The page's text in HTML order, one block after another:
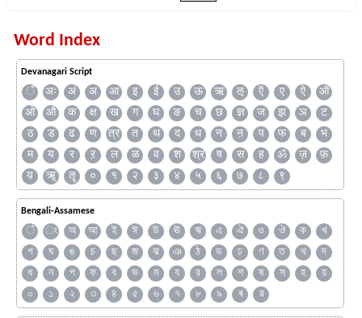
Word Index
Devanagari Script
ँ अः अं अ आ इ ई उ ऊ ऋ ऌ ऍ ए ऐ
ऑ
ओ
औ क क्ष ख ग घ ङ च छ ज्ञ ज झ ञ
ट
ठ
ड ढ ण त्र त थ द ध न ऩ प फ ब
भ
म
य र ऱ ल ळ व श श्र ष स ह ॐ ज़
फ़
य़
ॠ ॡ ० १ २ ३ ४ ५ ६ ७ ८ ९
Bengali-Assamese
ঁ ং অ আ ই ঈ উ ঊ ঋ এ ঐ ও ঔ ক
খ
গ
ঘ ঙ চ ছ জ ঝ ঞ ঠ ড ঢ ণ ত থ
দ
ধ
ন প ফ ব ভ ম য র ল শ ষ স হ
য়
০
১ ২ ৩ ৪ ৫ ৬ ৭ ৮ ৯ ৰ ৱ